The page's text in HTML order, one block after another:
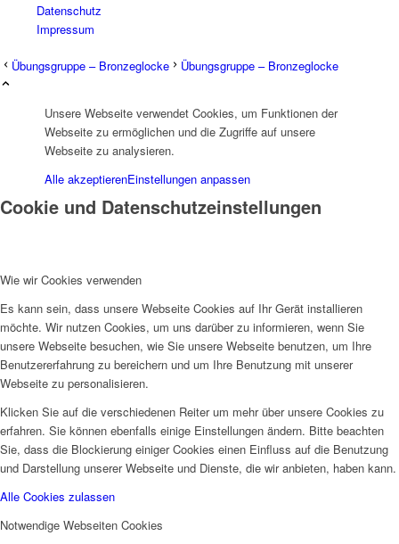
Datenschutz
Impressum
Übungsgruppe – Bronzeglocke Übungsgruppe – Bronzeglocke
Unsere Webseite verwendet Cookies, um Funktionen der
Webseite zu ermöglichen und die Zugriffe auf unsere
Webseite zu analysieren.
Alle akzeptierenEinstellungen anpassen
Cookie und Datenschutzeinstellungen
Wie wir Cookies verwenden
Es kann sein, dass unsere Webseite Cookies auf Ihr Gerät installieren
möchte. Wir nutzen Cookies, um uns darüber zu informieren, wenn Sie
unsere Webseite besuchen, wie Sie unsere Webseite benutzen, um Ihre
Benutzererfahrung zu bereichern und um Ihre Benutzung mit unserer
Webseite zu personalisieren.
Klicken Sie auf die verschiedenen Reiter um mehr über unsere Cookies zu
erfahren. Sie können ebenfalls einige Einstellungen ändern. Bitte beachten
Sie, dass die Blockierung einiger Cookies einen Einfluss auf die Benutzung
und Darstellung unserer Webseite und Dienste, die wir anbieten, haben kann.
Alle Cookies zulassen
Notwendige Webseiten Cookies